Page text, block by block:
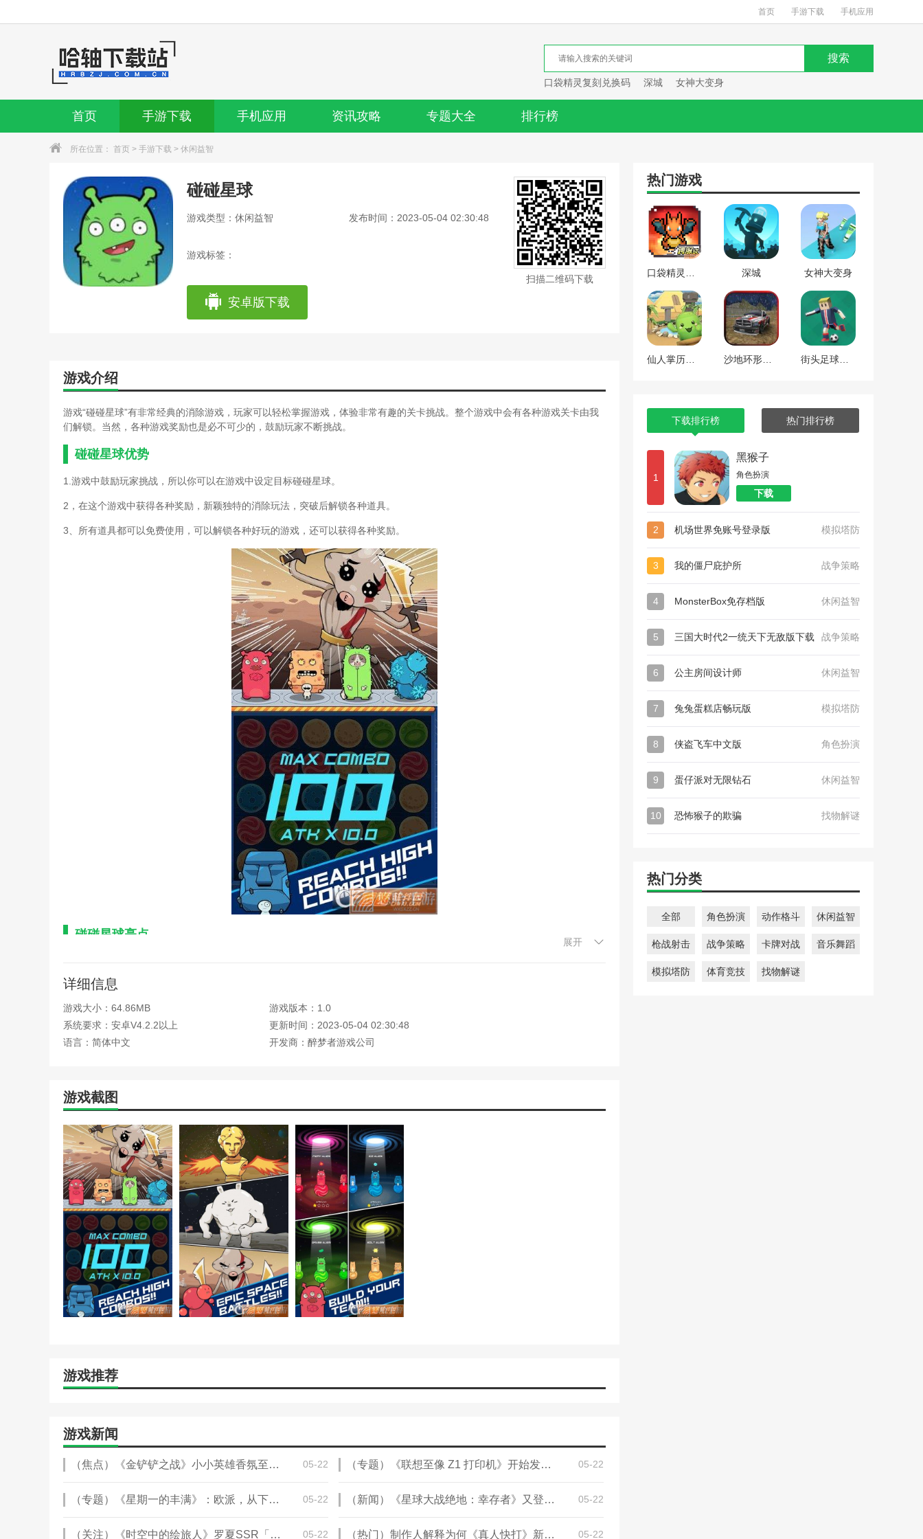
首页 手游下载 手机应用
口袋精灵复刻兑换码 深城 女神大变身
首页 手游下载 手机应用 资讯攻略 专题大全 排行榜
所在位置： 首页 > 手游下载 > 休闲益智
碰碰星球
游戏类型：休闲益智 发布时间：2023-05-04 02:30:48
游戏标签：
安卓版下载
扫描二维码下载
游戏介绍
游戏“碰碰星球”有非常经典的消除游戏，玩家可以轻松掌握游戏，体验非常有趣的关卡挑战。整个游戏中会有各种游戏关卡由我
们解锁。当然，各种游戏奖励也是必不可少的，鼓励玩家不断挑战。
碰碰星球优势
1.游戏中鼓励玩家挑战，所以你可以在游戏中设定目标碰碰星球。
2，在这个游戏中获得各种奖励，新颖独特的消除玩法，突破后解锁各种道具。
3、所有道具都可以免费使用，可以解锁各种好玩的游戏，还可以获得各种奖励。
碰碰星球亮点
2.你可以参加很多不同的任务，你拥有的音乐也非常有趣活泼，凸显了整个游戏的可玩性和趣味性。
3.游戏的内容耗费了设计师大量的时间和精力，关卡的内容非常有趣。
碰碰星球播放
2.碰碰星球游戏有很多游戏模式，非常容易上瘾，可以很好的保护视力。
3.所有关卡只需要可移动的方块。你可以通过连接三个或更多相同的方块来摧毁它们。
4.比赛的节奏很清晰。淘汰的时候需要控制，有很多教育元素可以解锁。
相关建议
冰雪:游戏是一款休闲趣味消除游戏，游戏内容是对原著内容的完美复制。游戏采用经典独特的趣味消除方式。消除成功后可以快
速移动，在pk中自由搏击。每个关卡挑战都会不一样，完成后可以获得不同的奖励！
快来玩:游戏还提供大量现金补偿，并提供精美的游戏展示。这个游戏很容易玩，所以你会玩得很开心。
展开
详细信息
游戏大小：64.86MB
游戏版本：1.0
系统要求：安卓V4.2.2以上
更新时间：2023-05-04 02:30:48
语言：简体中文
开发商：醉梦者游戏公司
游戏截图
游戏推荐
游戏新闻
（焦点）《金铲铲之战》小小英雄香氛至宝限时返场 05-22 （专题）《联想至像 Z1 打印机》开始发售：首发 1699 元 05-22
（专题）《星期一的丰满》：欧派，从下面看？还是从侧面看？ 05-22 （新闻）《星球大战绝地：幸存者》又登顶了欧洲销量榜 05-22
（关注）《时空中的绘旅人》罗夏SSR「直至诸海」 05-22 （热门）制作人解释为何《真人快打》新作被称为《真人快打1》 05-22
热门游戏
深城 女神大变身
下载排行榜 热门排行榜
1
黑猴子
角色扮演
下载
2 机场世界免账号登录版 模拟塔防
3 我的僵尸庇护所 战争策略
4 MonsterBox免存档版 休闲益智
5 三国大时代2一统天下无敌版下载 战争策略
6 公主房间设计师 休闲益智
7 兔兔蛋糕店畅玩版 模拟塔防
8 侠盗飞车中文版 角色扮演
9 蛋仔派对无限钻石 休闲益智
10 恐怖猴子的欺骗 找物解谜
热门分类
全部 角色扮演 动作格斗 休闲益智
枪战射击 战争策略 卡牌对战 音乐舞蹈
模拟塔防 体育竞技 找物解谜